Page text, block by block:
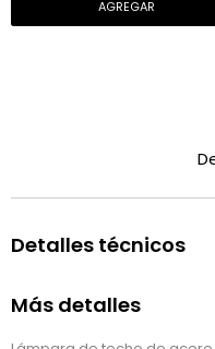
Detalles técnicos
Más detalles